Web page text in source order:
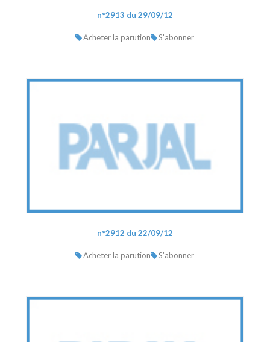
n°2913 du 29/09/12
Acheter la parution S'abonner
n°2912 du 22/09/12
Acheter la parution S'abonner